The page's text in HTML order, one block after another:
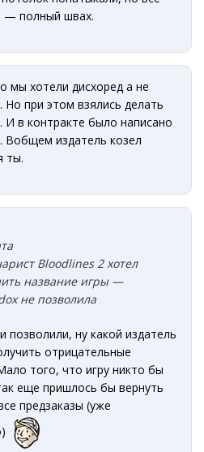
— полный швах.
мы хотели дисхоред а не
Но при этом взялись делать
И в контракте было написано
Вобщем издатель козел
ты.
Bloodlines 2 хотел
название игры —
не позволила
позволили, ну какой издатель
отрицательные
того, что игру никто бы
еще пришлось бы вернуть
предзаказы (уже